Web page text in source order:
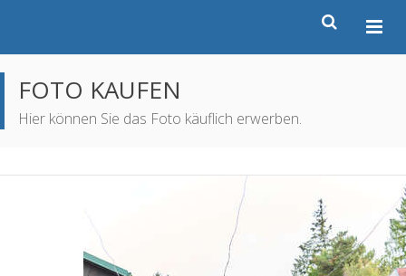
FOTO KAUFEN
Hier können Sie das Foto käuflich erwerben.